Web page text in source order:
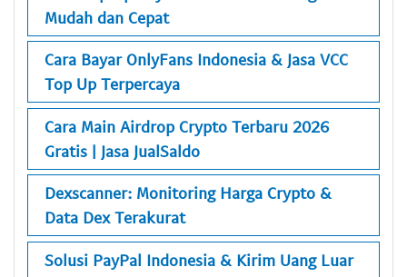
Mudah dan Cepat
Cara Bayar OnlyFans Indonesia & Jasa VCC
Top Up Terpercaya
Cara Main Airdrop Crypto Terbaru 2026
Gratis | Jasa JualSaldo
Dexscanner: Monitoring Harga Crypto &
Data Dex Terakurat
Solusi PayPal Indonesia & Kirim Uang Luar